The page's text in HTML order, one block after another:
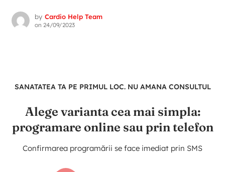
by Cardio Help Team
on 24/09/2023
SANATATEA TA PE PRIMUL LOC. NU AMANA CONSULTUL
Alege varianta cea mai simpla:
programare online sau prin telefon
Confirmarea programării se face imediat prin SMS